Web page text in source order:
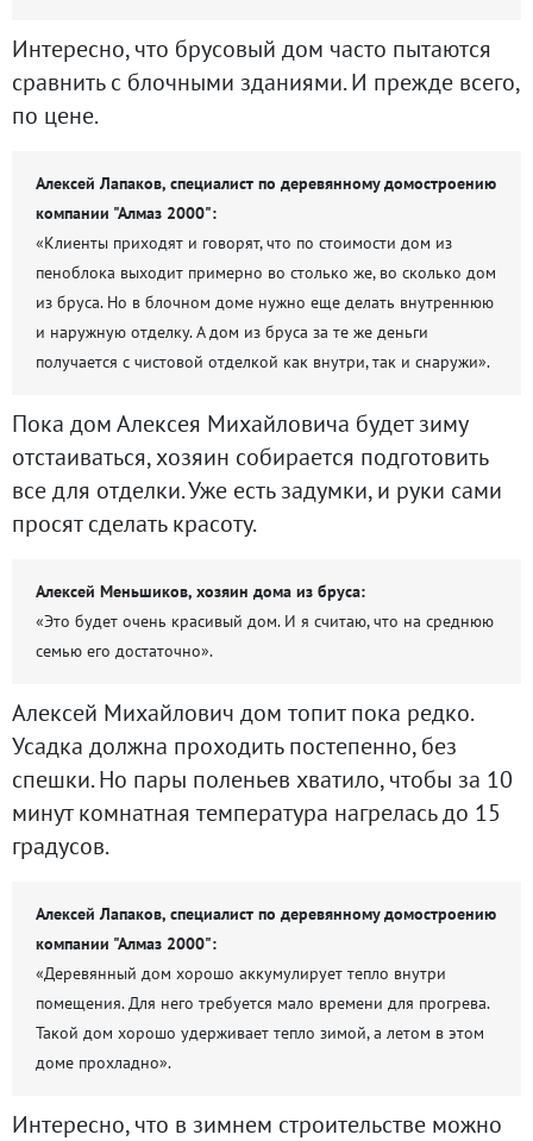
Интересно, что брусовый дом часто пытаются
сравнить с блочными зданиями. И прежде всего,
по цене.
Алексей Лапаков, специалист по деревянному домостроению
компании "Алмаз 2000":
«Клиенты приходят и говорят, что по стоимости дом из
пеноблока выходит примерно во столько же, во сколько дом
из бруса. Но в блочном доме нужно еще делать внутреннюю
и наружную отделку. А дом из бруса за те же деньги
получается с чистовой отделкой как внутри, так и снаружи».
Пока дом Алексея Михайловича будет зиму
отстаиваться, хозяин собирается подготовить
все для отделки. Уже есть задумки, и руки сами
просят сделать красоту.
Алексей Меньшиков, хозяин дома из бруса:
«Это будет очень красивый дом. И я считаю, что на среднюю
семью его достаточно».
Алексей Михайлович дом топит пока редко.
Усадка должна проходить постепенно, без
спешки. Но пары поленьев хватило, чтобы за 10
минут комнатная температура нагрелась до 15
градусов.
Алексей Лапаков, специалист по деревянному домостроению
компании "Алмаз 2000":
«Деревянный дом хорошо аккумулирует тепло внутри
помещения. Для него требуется мало времени для прогрева.
Такой дом хорошо удерживает тепло зимой, а летом в этом
доме прохладно».
Интересно, что в зимнем строительстве можно